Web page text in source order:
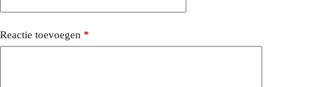
Reactie toevoegen *